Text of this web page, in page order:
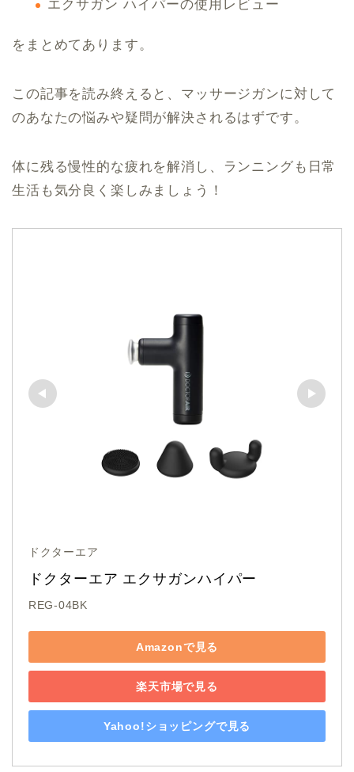
エクサガン ハイパーの使用レビュー
をまとめてあります。
この記事を読み終えると、マッサージガンに対して
のあなたの悩みや疑問が解決されるはずです。
体に残る慢性的な疲れを解消し、ランニングも日常
生活も気分良く楽しみましょう！
ドクターエア
ドクターエア エクサガンハイパー
REG-04BK
Amazonで見る
楽天市場で見る
Yahoo!ショッピングで見る